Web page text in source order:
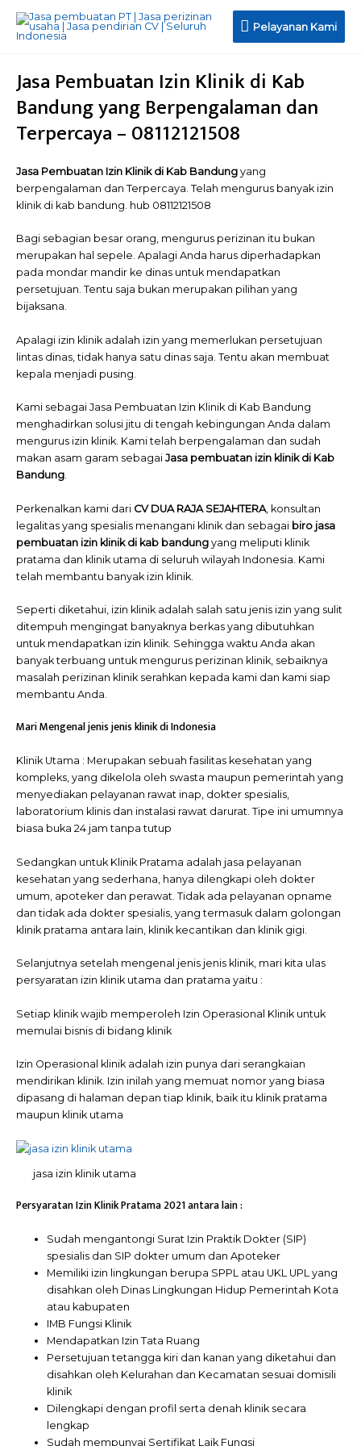
Pelayanan
Pelayanan Kami
Jasa Pembuatan Izin Klinik di Kab
Bandung yang Berpengalaman dan
Terpercaya – 08112121508
Jasa Pembuatan Izin Klinik di Kab Bandung yang
berpengalaman dan Terpercaya. Telah mengurus banyak izin
klinik di kab bandung. hub 08112121508
Bagi sebagian besar orang, mengurus perizinan itu bukan
merupakan hal sepele. Apalagi Anda harus diperhadapkan
pada mondar mandir ke dinas untuk mendapatkan
persetujuan. Tentu saja bukan merupakan pilihan yang
bijaksana.
Apalagi izin klinik adalah izin yang memerlukan persetujuan
lintas dinas, tidak hanya satu dinas saja. Tentu akan membuat
kepala menjadi pusing.
Kami sebagai Jasa Pembuatan Izin Klinik di Kab Bandung
menghadirkan solusi jitu di tengah kebingungan Anda dalam
mengurus izin klinik. Kami telah berpengalaman dan sudah
makan asam garam sebagai Jasa pembuatan izin klinik di Kab
Bandung.
Perkenalkan kami dari CV DUA RAJA SEJAHTERA, konsultan
legalitas yang spesialis menangani klinik dan sebagai biro jasa
pembuatan izin klinik di kab bandung yang meliputi klinik
pratama dan klinik utama di seluruh wilayah Indonesia. Kami
telah membantu banyak izin klinik.
Seperti diketahui, izin klinik adalah salah satu jenis izin yang sulit
ditempuh mengingat banyaknya berkas yang dibutuhkan
untuk mendapatkan izin klinik. Sehingga waktu Anda akan
banyak terbuang untuk mengurus perizinan klinik, sebaiknya
masalah perizinan klinik serahkan kepada kami dan kami siap
membantu Anda.
Mari Mengenal jenis jenis klinik di Indonesia
Klinik Utama : Merupakan sebuah fasilitas kesehatan yang
kompleks, yang dikelola oleh swasta maupun pemerintah yang
menyediakan pelayanan rawat inap, dokter spesialis,
laboratorium klinis dan instalasi rawat darurat. Tipe ini umumnya
biasa buka 24 jam tanpa tutup
Sedangkan untuk Klinik Pratama adalah jasa pelayanan
kesehatan yang sederhana, hanya dilengkapi oleh dokter
umum, apoteker dan perawat. Tidak ada pelayanan opname
dan tidak ada dokter spesialis, yang termasuk dalam golongan
klinik pratama antara lain, klinik kecantikan dan klinik gigi.
Selanjutnya setelah mengenal jenis jenis klinik, mari kita ulas
persyaratan izin klinik utama dan pratama yaitu :
Setiap klinik wajib memperoleh Izin Operasional Klinik untuk
memulai bisnis di bidang klinik
Izin Operasional klinik adalah izin punya dari serangkaian
mendirikan klinik. Izin inilah yang memuat nomor yang biasa
dipasang di halaman depan tiap klinik, baik itu klinik pratama
maupun klinik utama
jasa izin klinik utama
Persyaratan Izin Klinik Pratama 2021 antara lain :
Sudah mengantongi Surat Izin Praktik Dokter (SIP)
spesialis dan SIP dokter umum dan Apoteker
Memiliki izin lingkungan berupa SPPL atau UKL UPL yang
disahkan oleh Dinas Lingkungan Hidup Pemerintah Kota
atau kabupaten
IMB Fungsi Klinik
Mendapatkan Izin Tata Ruang
Persetujuan tetangga kiri dan kanan yang diketahui dan
disahkan oleh Kelurahan dan Kecamatan sesuai domisili
klinik
Dilengkapi dengan profil serta denah klinik secara
lengkap
Sudah mempunyai Sertifikat Laik Fungsi